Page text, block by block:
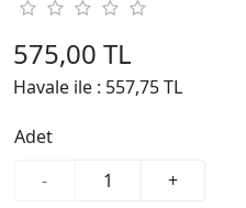
575,00 TL
Havale ile : 557,75 TL
Adet
-
+